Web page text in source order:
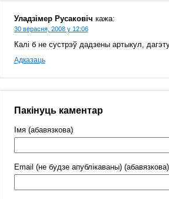
Уладзімер Русаковіч кажа:
30 верасня, 2008 у 12:06
Калі б не сустрэў дадзены артыкул,
Адказаць
Пакінуць каментар
Імя (абавязкова)
Email (не будзе апублікаваны) (абавязкова)